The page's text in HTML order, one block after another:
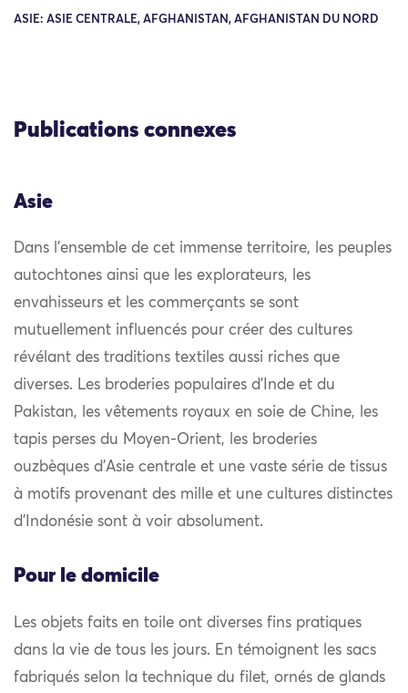
ASIE: ASIE CENTRALE, AFGHANISTAN, AFGHANISTAN DU NORD
Publications connexes
Asie
Dans l’ensemble de cet immense territoire, les peuples
autochtones ainsi que les explorateurs, les
envahisseurs et les commerçants se sont
mutuellement influencés pour créer des cultures
révélant des traditions textiles aussi riches que
diverses. Les broderies populaires d’Inde et du
Pakistan, les vêtements royaux en soie de Chine, les
tapis perses du Moyen-Orient, les broderies
ouzbèques d’Asie centrale et une vaste série de tissus
à motifs provenant des mille et une cultures distinctes
d’Indonésie sont à voir absolument.
Pour le domicile
Les objets faits en toile ont diverses fins pratiques
dans la vie de tous les jours. En témoignent les sacs
fabriqués selon la technique du filet, ornés de glands